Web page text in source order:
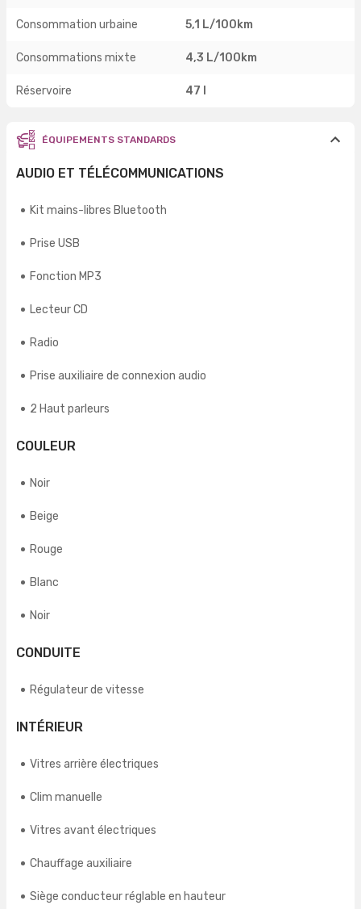
Consommation urbaine 5,1 L/100km
Consommations mixte 4,3 L/100km
Réservoire 47 l
ÉQUIPEMENTS STANDARDS
AUDIO ET TÉLÉCOMMUNICATIONS
Kit mains-libres Bluetooth
Prise USB
Fonction MP3
Lecteur CD
Radio
Prise auxiliaire de connexion audio
2 Haut parleurs
COULEUR
Noir
Beige
Rouge
Blanc
Noir
CONDUITE
Régulateur de vitesse
INTÉRIEUR
Vitres arrière électriques
Clim manuelle
Vitres avant électriques
Chauffage auxiliaire
Siège conducteur réglable en hauteur